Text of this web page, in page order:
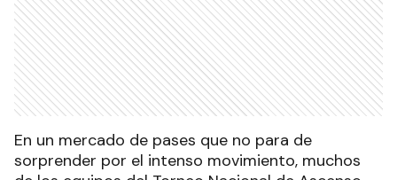
En un mercado de pases que no para de
sorprender por el intenso movimiento, muchos